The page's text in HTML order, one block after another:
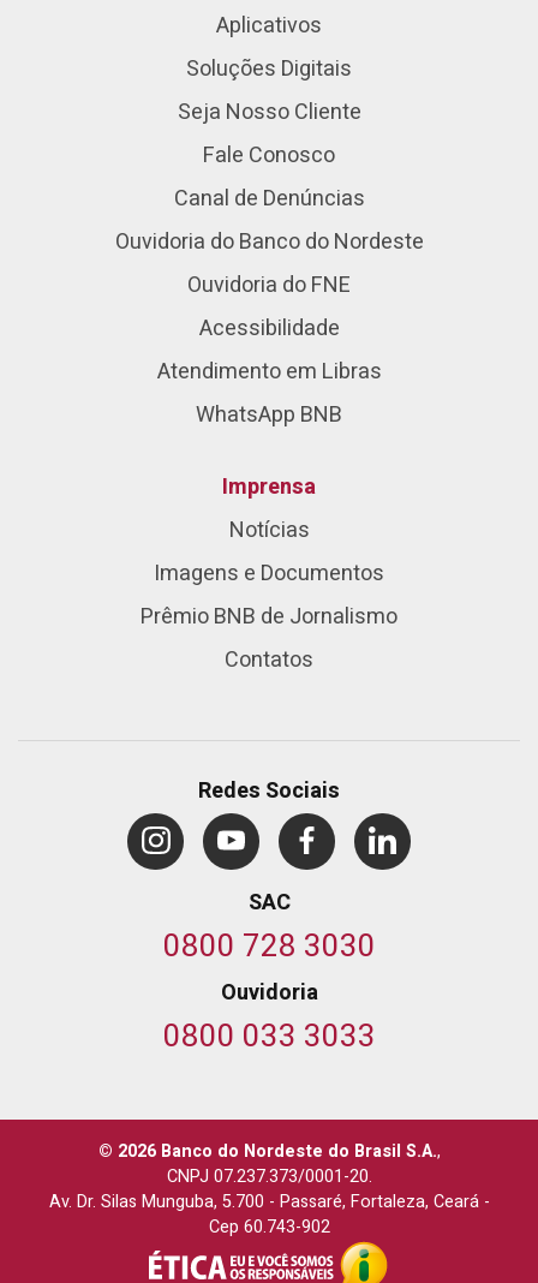
Aplicativos
Soluções Digitais
Seja Nosso Cliente
Fale Conosco
Canal de Denúncias
Ouvidoria do Banco do Nordeste
Ouvidoria do FNE
Acessibilidade
Atendimento em Libras
WhatsApp BNB
Imprensa
Notícias
Imagens e Documentos
Prêmio BNB de Jornalismo
Contatos
Redes Sociais
SAC
0800 728 3030
Ouvidoria
0800 033 3033
© 2026 Banco do Nordeste do Brasil S.A.,
CNPJ 07.237.373/0001-20.
Av. Dr. Silas Munguba, 5.700 - Passaré, Fortaleza, Ceará-
Cep 60.743-902